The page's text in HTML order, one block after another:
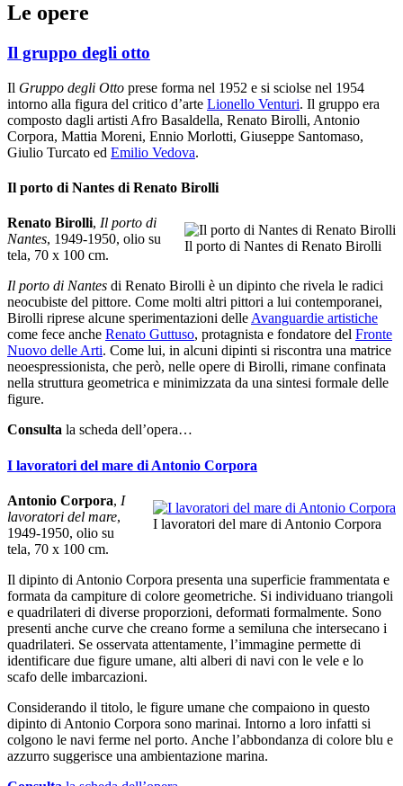
Le opere
Il gruppo degli otto
Il Gruppo degli Otto prese forma nel 1952 e si sciolse nel 1954
intorno alla figura del critico d’arte Lionello Venturi. Il gruppo era
composto dagli artisti Afro Basaldella, Renato Birolli, Antonio
Corpora, Mattia Moreni, Ennio Morlotti, Giuseppe Santomaso,
Giulio Turcato ed Emilio Vedova.
Il porto di Nantes di Renato Birolli
Il porto di Nantes di Renato Birolli
Renato Birolli, Il porto di
Nantes, 1949-1950, olio su
tela, 70 x 100 cm.
Il porto di Nantes di Renato Birolli è un dipinto che rivela le radici
neocubiste del pittore. Come molti altri pittori a lui contemporanei,
Birolli riprese alcune sperimentazioni delle Avanguardie artistiche
come fece anche Renato Guttuso, protagnista e fondatore del Fronte
Nuovo delle Arti. Come lui, in alcuni dipinti si riscontra una matrice
neoespressionista, che però, nelle opere di Birolli, rimane confinata
nella struttura geometrica e minimizzata da una sintesi formale delle
figure.
Consulta la scheda dell’opera…
I lavoratori del mare di Antonio Corpora
I lavoratori del mare di Antonio Corpora
Antonio Corpora, I
lavoratori del mare,
1949-1950, olio su
tela, 70 x 100 cm.
Il dipinto di Antonio Corpora presenta una superficie frammentata e
formata da campiture di colore geometriche. Si individuano triangoli
e quadrilateri di diverse proporzioni, deformati formalmente. Sono
presenti anche curve che creano forme a semiluna che intersecano i
quadrilateri. Se osservata attentamente, l’immagine permette di
identificare due figure umane, alti alberi di navi con le vele e lo
scafo delle imbarcazioni.
Considerando il titolo, le figure umane che compaiono in questo
dipinto di Antonio Corpora sono marinai. Intorno a loro infatti si
colgono le navi ferme nel porto. Anche l’abbondanza di colore blu e
azzurro suggerisce una ambientazione marina.